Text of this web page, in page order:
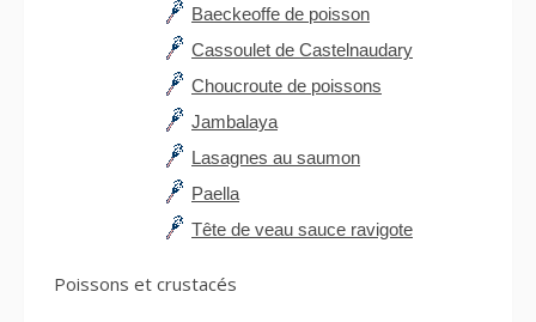
Baeckeoffe de poisson
Cassoulet de Castelnaudary
Choucroute de poissons
Jambalaya
Lasagnes au saumon
Paella
Tête de veau sauce ravigote
Poissons et crustacés